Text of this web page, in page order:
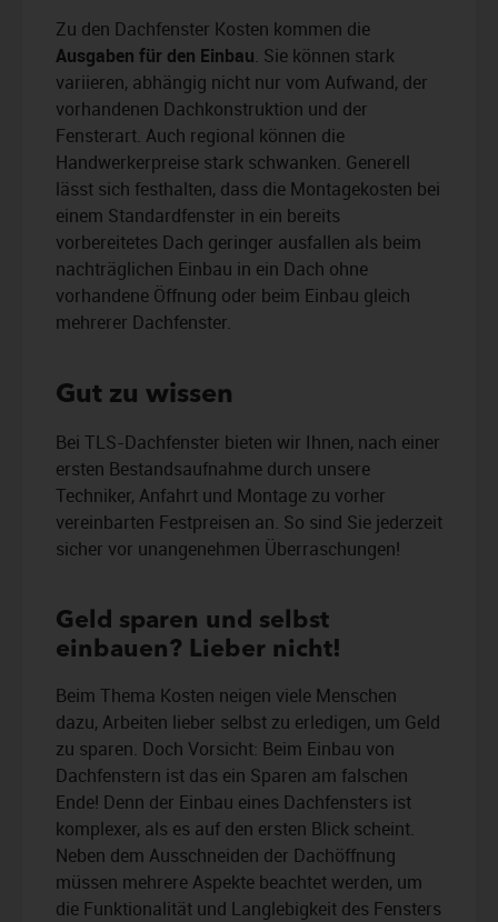
Zu den Dachfenster Kosten kommen die
Ausgaben für den Einbau. Sie können stark
variieren, abhängig nicht nur vom Aufwand, der
vorhandenen Dachkonstruktion und der
Fensterart. Auch regional können die
Handwerkerpreise stark schwanken. Generell
lässt sich festhalten, dass die Montagekosten bei
einem Standardfenster in ein bereits
vorbereitetes Dach geringer ausfallen als beim
nachträglichen Einbau in ein Dach ohne
vorhandene Öffnung oder beim Einbau gleich
mehrerer Dachfenster.
Gut zu wissen
Bei TLS-Dachfenster bieten wir Ihnen, nach einer
ersten Bestandsaufnahme durch unsere
Techniker, Anfahrt und Montage zu vorher
vereinbarten Festpreisen an. So sind Sie jederzeit
sicher vor unangenehmen Überraschungen!
Geld sparen und selbst
einbauen? Lieber nicht!
Beim Thema Kosten neigen viele Menschen
dazu, Arbeiten lieber selbst zu erledigen, um Geld
zu sparen. Doch Vorsicht: Beim Einbau von
Dachfenstern ist das ein Sparen am falschen
Ende! Denn der Einbau eines Dachfensters ist
komplexer, als es auf den ersten Blick scheint.
Neben dem Ausschneiden der Dachöffnung
müssen mehrere Aspekte beachtet werden, um
die Funktionalität und Langlebigkeit des Fensters